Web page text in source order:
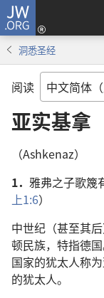
JW.ORG
洞悉圣经
阅读
亚实基拿
（Ashkenaz）
1． 雅弗之子歌篾
上1:6）
中世纪（甚至其
顿民族，特指德
国家的犹太人称
的犹太人。